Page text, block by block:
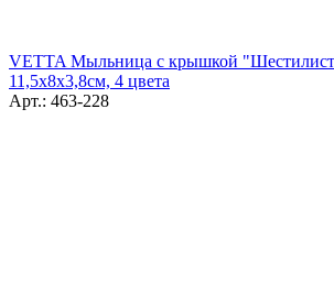
VETTA Мыльница с крышкой
11,5х8х3,8см, 4 цвета
Арт.: 463-228